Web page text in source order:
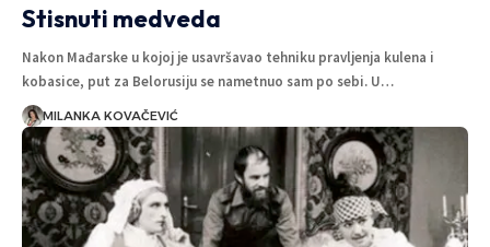
Stisnuti medveda
Nakon Mađarske u kojoj je usavršavao tehniku pravljenja kulena i
kobasice, put za Belorusiju se nametnuo sam po sebi. U…
MILANKA KOVAČEVIĆ